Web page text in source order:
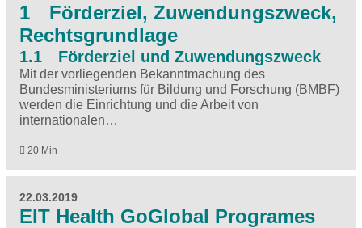
1 Förderziel, Zuwendungszweck,
Rechtsgrundlage
1.1 Förderziel und Zuwendungszweck
Mit der vorliegenden Bekanntmachung des
Bundesministeriums für Bildung und Forschung (BMBF)
werden die Einrichtung und die Arbeit von
internationalen…
20 Min
22.03.2019
EIT Health GoGlobal Programes